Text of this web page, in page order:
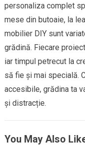
personaliza complet
mese din butoaie, la
mobilier DIY sunt
grădină. Fiecare
iar timpul petrecut la
să fie și mai specială.
accesibile, grădina ta
și distracție.
You May Also